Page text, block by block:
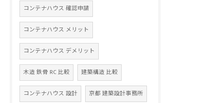
コンテナハウス 確認申請
コンテナハウス メリット
コンテナハウス デメリット
木造 鉄骨 RC 比較 建築構造 比較
コンテナハウス 設計 京都 建築設計事務所